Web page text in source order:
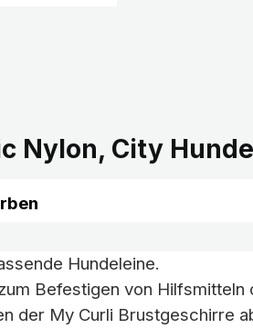
Nylon, City
Hundeleine.
Befestigen von
der My Curli Brustgeschirre